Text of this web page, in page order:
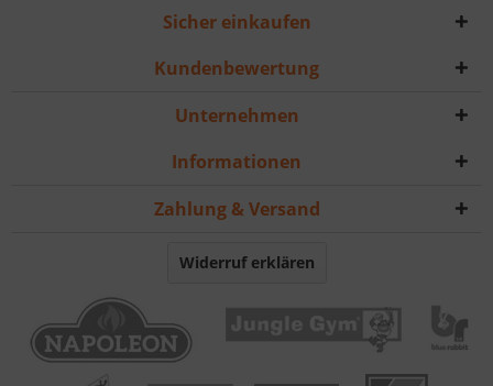
Sicher einkaufen
Kundenbewertung
Unternehmen
Informationen
Zahlung & Versand
Widerruf erklären